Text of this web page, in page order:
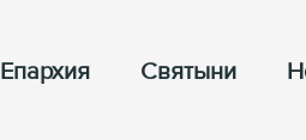
Епархия Cвятыни